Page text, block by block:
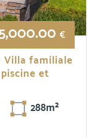
€
Villa familiale
et
288m²